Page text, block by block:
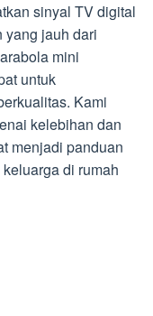
sinyal TV digital
yang jauh dari
mini
untuk
Kami
kelebihan dan
menjadi panduan
di rumah